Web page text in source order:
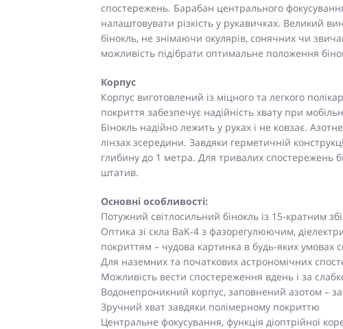
спостережень. Барабан центрального
налаштовувати різкість у рукавичках. Великий
бінокль, не знімаючи окулярів, сонячних чи
можливість підібрати оптимальне положення
Корпус
Корпус виготовлений із міцного та легкого
покриття забезпечує надійність хвату при
Бінокль надійно лежить у руках і не ковзає.
лінзах зсередини. Завдяки герметичній
глибину до 1 метра. Для тривалих спостережень
штатив.
Основні особливості:
Потужний світлосильний бінокль із 15-кратним
Оптика зі скла BaK-4 з фазорегулюючим,
покриттям – чудова картинка в будь-яких умовах
Для наземних та початкових астрономічних
Можливість вести спостереження вдень і за
Водонепроникний корпус, заповнений азотом –
Зручний хват завдяки полімерному покриттю
Центральне фокусування, функція діоптрійної